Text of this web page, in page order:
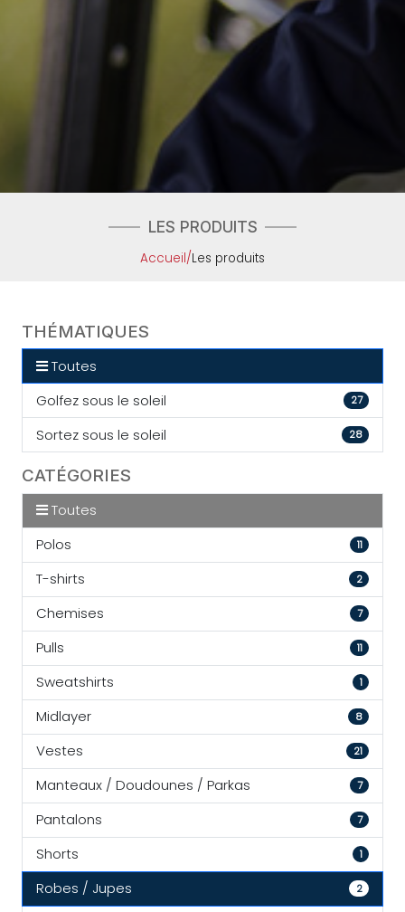
LES PRODUITS
Accueil/Les produits
THÉMATIQUES
Toutes
Golfez sous le soleil
27
Sortez sous le soleil 28
CATÉGORIES
Toutes
Polos
11
T-shirts 2
Chemises 7
Pulls 11
Sweatshirts 1
Midlayer 8
Vestes 21
Manteaux / Doudounes / Parkas 7
Pantalons 7
Shorts 1
Robes / Jupes 2